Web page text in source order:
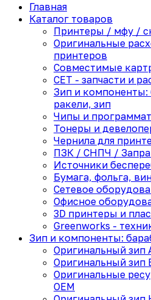
Главная
Каталог товаров
Принтеры / мфу /
Оригинальные
принтеров
Совместимые
CET - запчасти и
Зип и
ракели, зип
Чипы и
Тонеры и
Чернила для
ПЗК / СНПЧ /
Источники
Бумага, фольга,
Сетевое
Офисное
3D принтеры и
Greenworks -
Зип и компоненты:
Оригинальный зип
Оригинальный зип
Оригинальные
OEM